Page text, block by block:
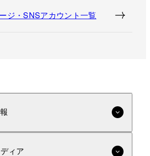
ジ・SNSアカウント一覧
ィア